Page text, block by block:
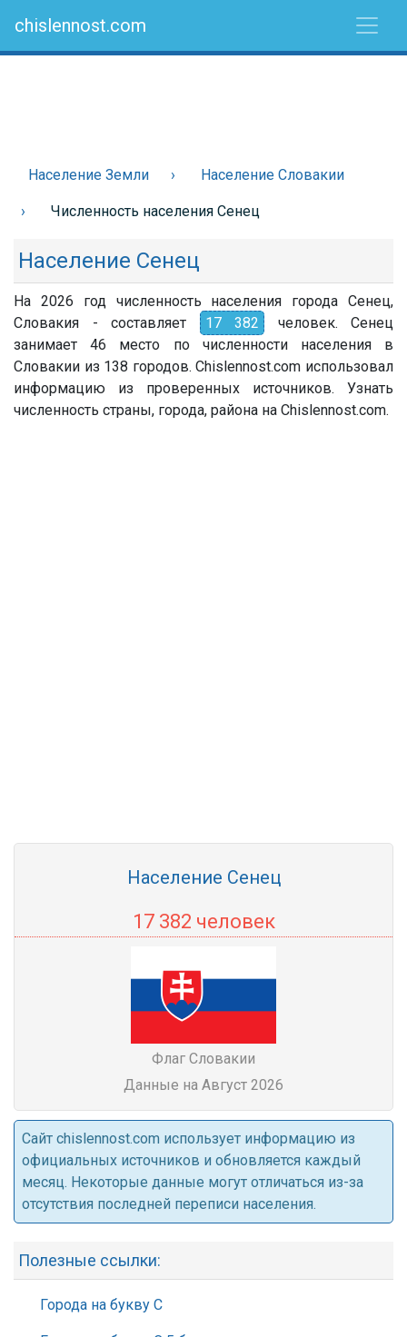
chislennost.com
Население Земли Население Словакии
Численность населения Сенец
Население Сенец
На 2026 год численность населения города Сенец,
Словакия - составляет
17 382
человек. Сенец
занимает 46 место по численности населения в
Словакии из 138 городов. Chislennost.com использовал
информацию из проверенных источников. Узнать
численность страны, города, района на Chislennost.com.
Население Сенец
17 382 человек
Флаг Словакии
Данные на Август 2026
Cайт chislennost.com использует информацию из
официальных источников и обновляется каждый
месяц. Некоторые данные могут отличаться из-за
отсутствия последней переписи населения.
Полезные ссылки:
Города на букву С